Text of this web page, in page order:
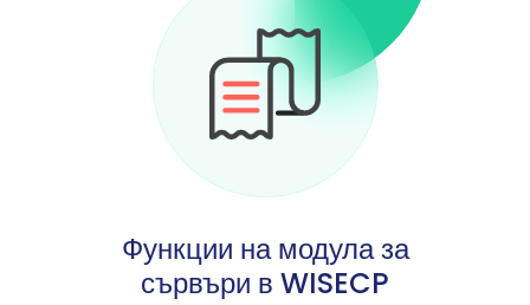
Функции на модула за
сървъри в WISECP